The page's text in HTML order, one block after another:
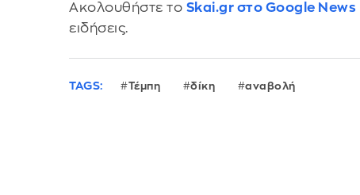
Ακολουθήστε το Skai.gr στο Google News
ειδήσεις.
TAGS: Τέμπη δίκη αναβολή